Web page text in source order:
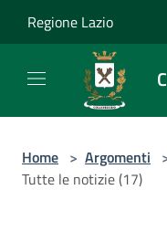
Regione Lazio
Home > Argomenti
Tutte le notizie (17)